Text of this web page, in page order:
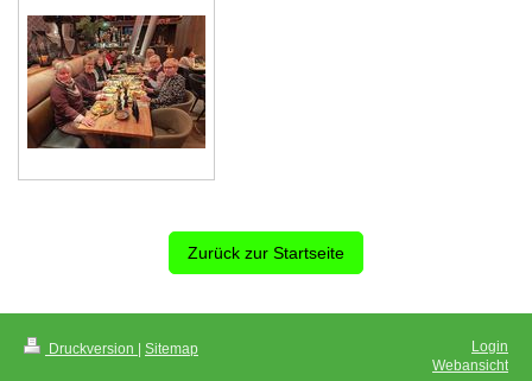
Zurück zur Startseite
Druckversion | Sitemap
Login
Webansicht